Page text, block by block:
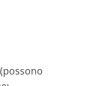
(possono